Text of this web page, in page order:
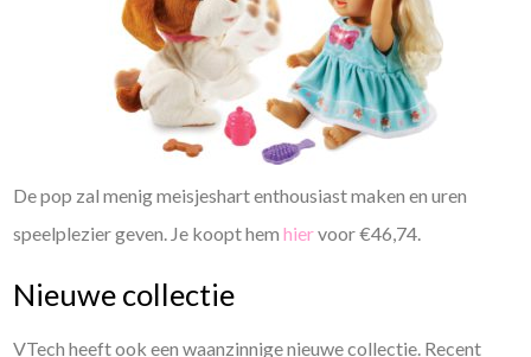
De pop zal menig meisjeshart enthousiast maken en uren
speelplezier geven. Je koopt hemhiervoor €46,74.
Nieuwe collectie
VTech heeft ook een waanzinnige nieuwe collectie. Recent